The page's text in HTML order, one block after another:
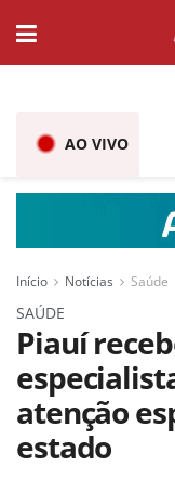
AO VIVO
Início Notícias Saúde
SAÚDE
Piauí
atenção
estado